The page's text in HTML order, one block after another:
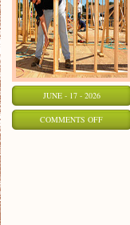
JUNE - 17 - 2026
COMMENTS OFFON